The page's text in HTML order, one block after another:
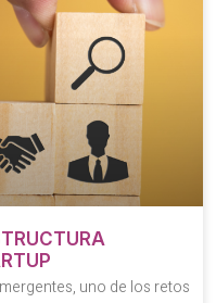
uno de los retos